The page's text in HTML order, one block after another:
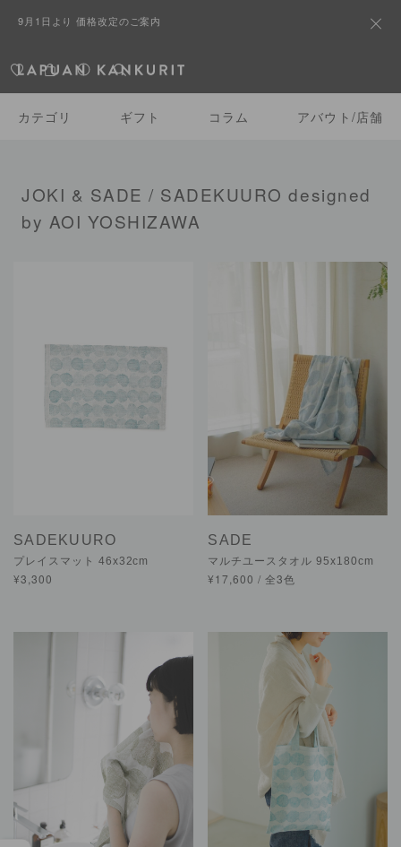
9月1日より 価格改定のご案内
カテゴリ ギフト コラム アバウト/店舗
JOKI & SADE / SADEKUURO designed
by AOI YOSHIZAWA
SADEKUURO
プレイスマット 46x32cm
¥3,300
SADE
マルチユースタオル 95x180cm
¥17,600 / 全3色